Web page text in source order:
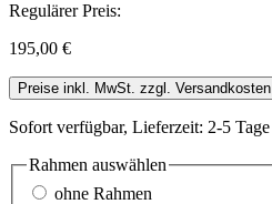
Regulärer Preis:
195,00 €
Preise inkl. MwSt. zzgl. Versandkosten
Sofort verfügbar, Lieferzeit: 2-5 Tage
Rahmen auswählen
ohne Rahmen